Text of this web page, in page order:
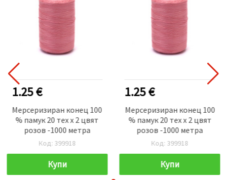
1.25 €
Мерсеризиран конец 100
% памук 20 тех x 2 цвят
розов -1000 метра
Код: 399918
Купи
1.25 €
Мерсеризиран конец 100
% памук 20 тех x 2 цвят
розов -1000 метра
Код: 399918
Купи